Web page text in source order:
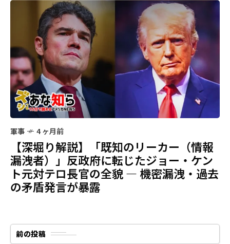
軍事 4 ヶ月前
【深堀り解説】「既知のリーカー（情報
漏洩者）」反政府に転じたジョー・ケン
ト元対テロ長官の全貌 ― 機密漏洩・過去
の矛盾発言が暴露
前の投稿